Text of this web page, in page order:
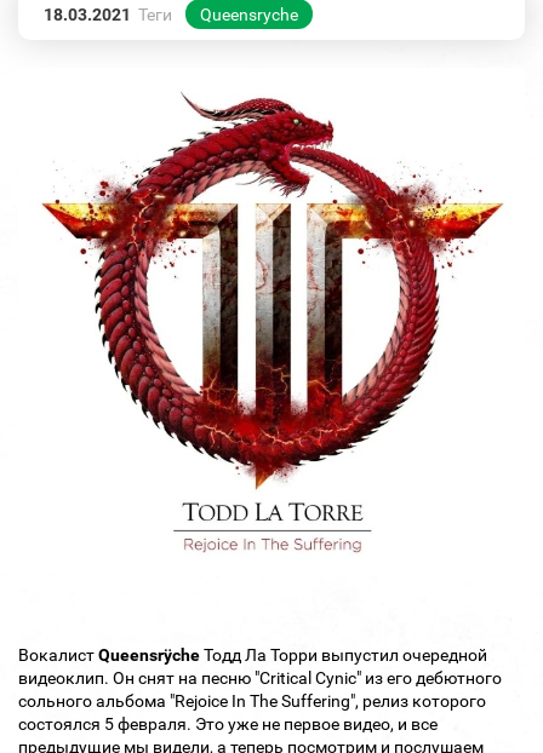
18.03.2021 Теги Queensryche
ВокалистQueensrÿcheТодд Ла Торри выпустил очередной
видеоклип. Он снят на песню "Critical Cynic" из его дебютного
сольного альбома "Rejoice In The Suffering", релиз которого
состоялся 5 февраля. Это уже не первое видео, и все
предыдущие мы видели, а теперь посмотрим и послушаем